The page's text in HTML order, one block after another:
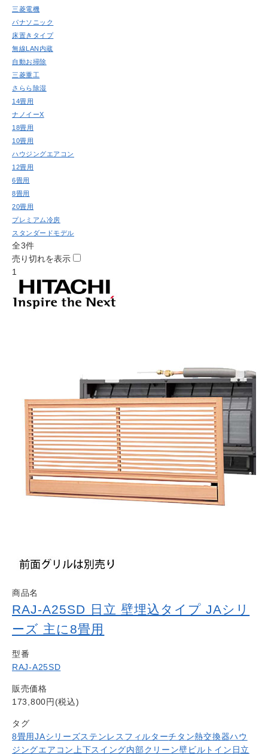
三菱電機
パナソニック
床置きタイプ
無線LAN内蔵
自動お掃除
三菱重工
さらら除湿
14畳用
ナノイーX
18畳用
10畳用
ハウジングエアコン
12畳用
6畳用
8畳用
20畳用
プレミアム冷房
スタンダードモデル
全3件
売り切れを表示
1
商品名
RAJ-A25SD 日立 壁埋込タイプ JAシリ
ーズ 主に8畳用
型番
RAJ-A25SD
販売価格
173,800円(税込)
タグ
8畳用JAシリーズステンレスフィルターチタン熱交換器ハウ
ジングエアコン 上下スイング内部クリーン壁ビルトイン 日立